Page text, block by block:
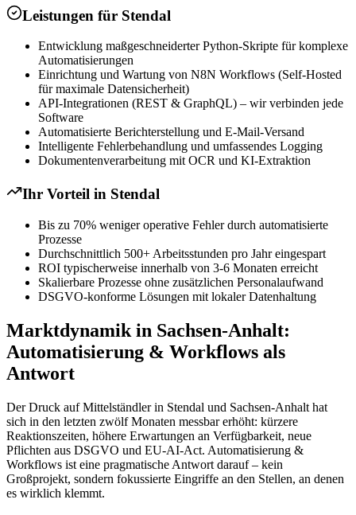
Leistungen für Stendal
Entwicklung maßgeschneiderter Python-Skripte für komplexe
Automatisierungen
Einrichtung und Wartung von N8N Workflows (Self-Hosted
für maximale Datensicherheit)
API-Integrationen (REST & GraphQL) – wir verbinden jede
Software
Automatisierte Berichterstellung und E-Mail-Versand
Intelligente Fehlerbehandlung und umfassendes Logging
Dokumentenverarbeitung mit OCR und KI-Extraktion
Ihr Vorteil in Stendal
Bis zu 70% weniger operative Fehler durch automatisierte
Prozesse
Durchschnittlich 500+ Arbeitsstunden pro Jahr eingespart
ROI typischerweise innerhalb von 3-6 Monaten erreicht
Skalierbare Prozesse ohne zusätzlichen Personalaufwand
DSGVO-konforme Lösungen mit lokaler Datenhaltung
Marktdynamik in Sachsen-Anhalt:
Automatisierung & Workflows als
Antwort
Der Druck auf Mittelständler in Stendal und Sachsen-Anhalt hat
sich in den letzten zwölf Monaten messbar erhöht: kürzere
Reaktionszeiten, höhere Erwartungen an Verfügbarkeit, neue
Pflichten aus DSGVO und EU-AI-Act. Automatisierung &
Workflows ist eine pragmatische Antwort darauf – kein
Großprojekt, sondern fokussierte Eingriffe an den Stellen, an denen
es wirklich klemmt.